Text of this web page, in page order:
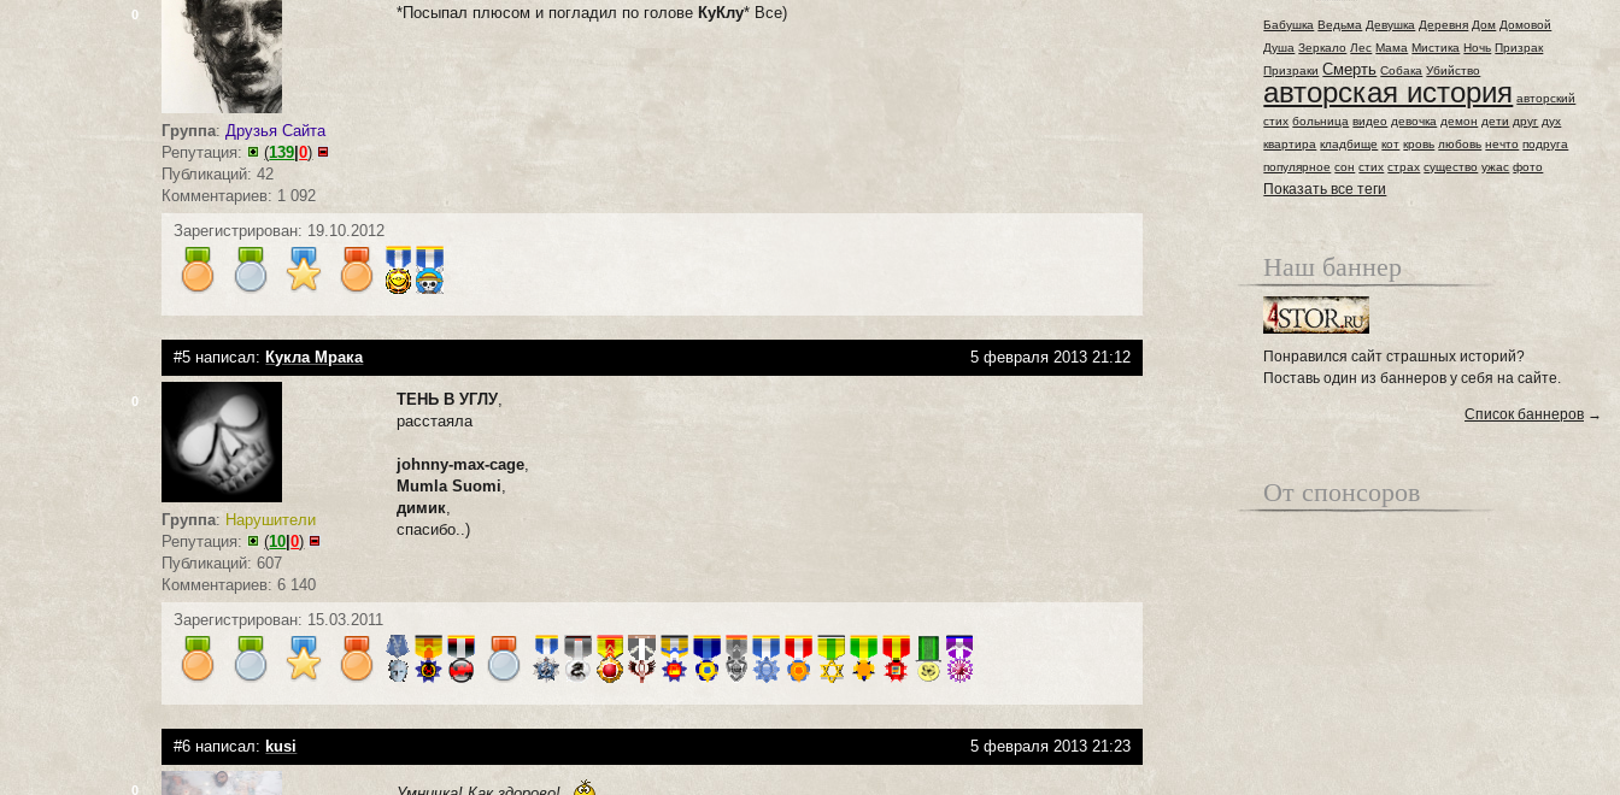
0
Группа:Друзья Сайта
Репутация:
(139 |0)
Публикаций: 42
Комментариев: 1 092
*Посыпал плюсом и погладил по голове КуКлу* Все)
Зарегистрирован: 19.10.2012
#5 написал: Кукла Мрака 5 февраля 2013 21:12
0
Группа: Нарушители
Репутация:
(10 |0)
Публикаций: 607
Комментариев: 6 140
ТЕНЬ В УГЛУ,
расстаяла
johnny-max-cage,
Mumla Suomi,
димик,
спасибо..)
Зарегистрирован: 15.03.2011
#6 написал: kusi 5 февраля 2013 21:23
0
Бабушка Ведьма Девушка Деревня Дом Домовой
Душа Зеркало Лес Мама Мистика Ночь Призрак
Призраки Смерть Собака Убийство
авторская история авторский
стих больница видео девочка демон дети друг дух
квартира кладбище кот кровь любовь нечто подруга
популярное сон стих страх существо ужас фото
Показать все теги
Наш баннер
Понравился сайт страшных историй?
Поставь один из баннеров у себя на сайте.
Список баннеров →
От спонсоров